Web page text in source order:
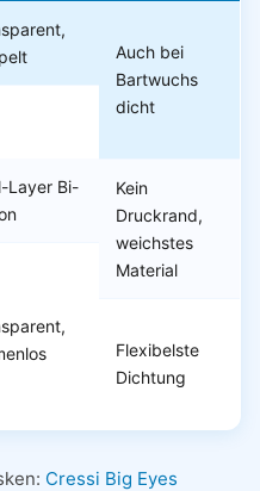
Auch bei
Bartwuchs
dicht
Layer Bi-
Kein
Druckrand,
weichstes
Material
Flexibelste
Dichtung
Cressi Big Eyes